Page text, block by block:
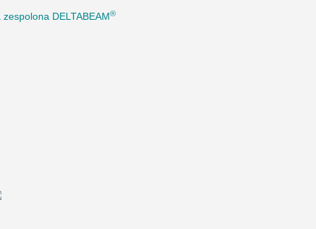
zespolona DELTABEAM®